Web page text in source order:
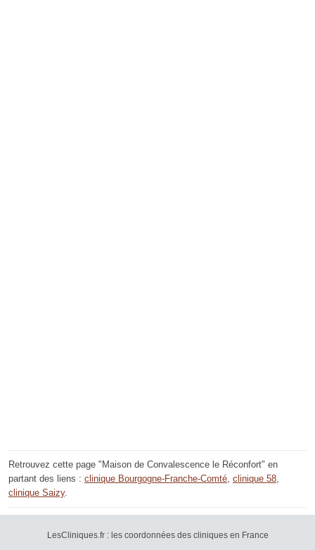
Retrouvez cette page "Maison de Convalescence le Réconfort" en
partant des liens : clinique Bourgogne-Franche-Comté clinique 58
clinique Saizy.
LesCliniques.fr : les coordonnées des cliniques en France